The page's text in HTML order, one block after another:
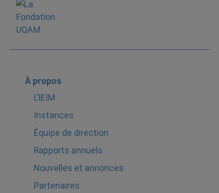
À propos
L’IEIM
Instances
Équipe de direction
Rapports annuels
Nouvelles et annonces
Partenaires